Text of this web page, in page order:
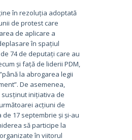
în rezoluția adoptată
de protest care
de aplicare a
în spațiul
74 de deputați care au
și față de liderii PDM,
”până la abrogarea legii
De asemenea,
inițiativa de
acțiuni de
17 septembrie și și-au
să participe la
în viitorul